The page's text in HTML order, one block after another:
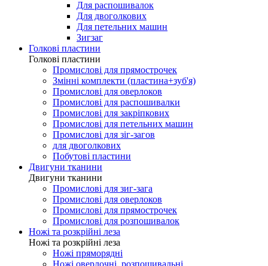
Для распошивалок
Для двоголкових
Для петельних машин
Зигзаг
Голкові пластини
Голкові пластини
Промислові для прямострочек
Змінні комплекти (пластина+зуб'я)
Промислові для оверлоков
Промислові для распошивалки
Промислові для закріпкових
Промислові для петельних машин
Промислові для зіг-загов
для двоголкових
Побутові пластини
Двигуни тканини
Двигуни тканини
Промислові для зиг-зага
Промислові для оверлоков
Промислові для прямострочек
Промислові для розпошивалок
Ножі та розкрійні леза
Ножі та розкрійні леза
Ножі пряморядні
Ножі оверлочні, розпошивальні